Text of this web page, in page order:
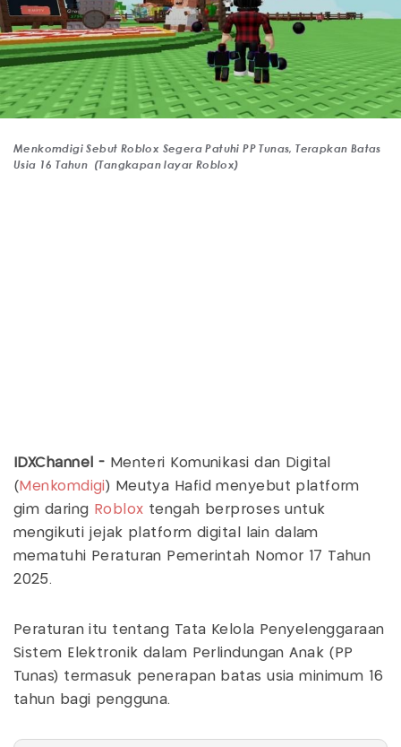
Menkomdigi Sebut Roblox Segera Patuhi PP Tunas, Terapkan Batas
Usia 16 Tahun (Tangkapan layar Roblox)
IDXChannel - Menteri Komunikasi dan Digital
( Menkomdigi) Meutya Hafid menyebut platform
gim daring Roblox tengah berproses untuk
mengikuti jejak platform digital lain dalam
mematuhi Peraturan Pemerintah Nomor 17 Tahun
2025.
Peraturan itu tentang Tata Kelola Penyelenggaraan
Sistem Elektronik dalam Perlindungan Anak (PP
Tunas) termasuk penerapan batas usia minimum 16
tahun bagi pengguna.